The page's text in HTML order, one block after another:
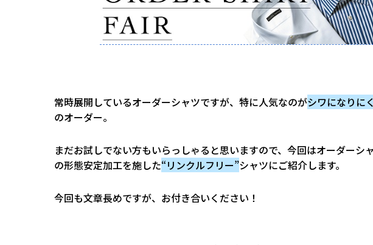
常時展開しているオーダーシャツですが、特に人気なのがシワになりに
のオーダー。
まだお試しでない方もいらっしゃると思いますので、今回はオーダーシ
の形態安定加工を施した“リンクルフリー”シャツにご紹介します。
今回も文章長めですが、お付き合いください！